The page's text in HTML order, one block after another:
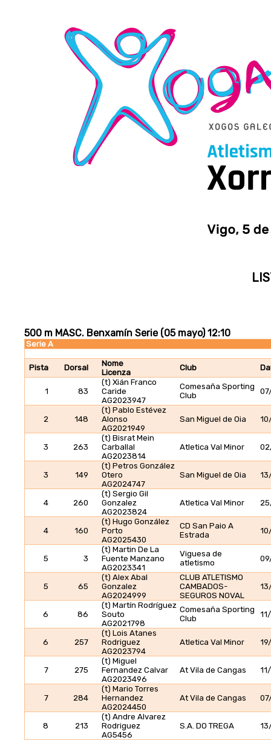
Serie A
Pista Dorsal
Nome
Licenza
Club
1 83
(t) Xián Franco
Caride
AG2023947
Comesaña Sporting
Club
2 148
(t) Pablo Estévez
Alonso
AG2021949
San Miguel de Oia
3 263
(t) Bisrat Mein
Carballal
AG2023814
Atletica Val Minor
3 149
(t) Petros González
Otero
AG2024747
San Miguel de Oia
4 260
(t) Sergio Gil
Gonzalez
AG2023824
Atletica Val Minor
4 160
(t) Hugo González
Porto
AG2025430
CD San Paio A
Estrada
5 3
(t) Martin De La
Fuente Manzano
AG2023341
Viguesa de
atletismo
5 65
(t) Alex Abal
Gonzalez
AG2024999
CLUB ATLETISMO
CAMBADOS-
SEGUROS NOVAL
6 86
(t) Martín Rodríguez
Souto
AG2021798
Comesaña Sporting
Club
6 257
(t) Lois Atanes
Rodriguez
AG2023794
Atletica Val Minor
7 275
(t) Miguel
Fernandez Calvar
AG2023496
At Vila de Cangas
7 284
(t) Mario Torres
Hernandez
AG2024450
At Vila de Cangas
8 213
(t) Andre Alvarez
Rodriguez
AG5456
S.A. DO TREGA
500 m MASC. Benxamín Serie (05 mayo) 12:10